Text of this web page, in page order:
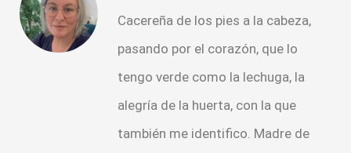
Cacereña de los pies a la cabeza,
pasando por el corazón, que lo
tengo verde como la lechuga, la
alegría de la huerta, con la que
también me identifico. Madre de